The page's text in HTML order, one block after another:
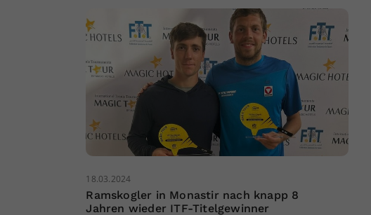
18.03.2024
Ramskogler in Monastir nach knapp 8
Jahren wieder ITF-Titelgewinner